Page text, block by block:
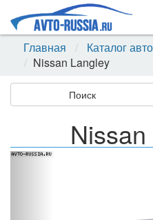
Главная
Каталог авто
Nissan Langley
Поиск
Назад